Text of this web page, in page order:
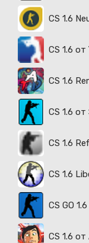
CS 1.6
CS 1.6
CS 1.6
CS 1.6
CS 1.6
CS 1.6
CS GO
CS 1.6